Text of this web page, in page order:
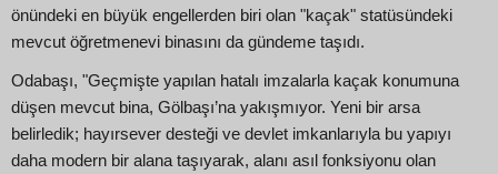
önündeki en büyük engellerden biri olan "kaçak" statüsündeki
mevcut öğretmenevi binasını da gündeme taşıdı.
Odabaşı, "Geçmişte yapılan hatalı imzalarla kaçak konumuna
düşen mevcut bina, Gölbaşı’na yakışmıyor. Yeni bir arsa
belirledik; hayırsever desteği ve devlet imkanlarıyla bu yapıyı
daha modern bir alana taşıyarak, alanı asıl fonksiyonu olan